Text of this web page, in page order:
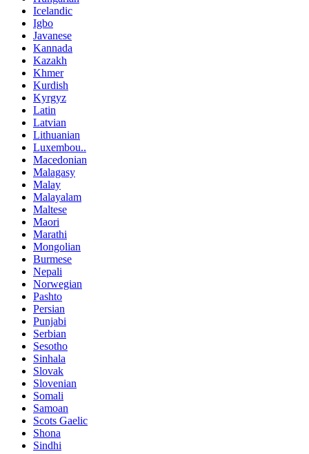
Icelandic
Igbo
Javanese
Kannada
Kazakh
Khmer
Kurdish
Kyrgyz
Latin
Latvian
Lithuanian
Luxembou..
Macedonian
Malagasy
Malay
Malayalam
Maltese
Maori
Marathi
Mongolian
Burmese
Nepali
Norwegian
Pashto
Persian
Punjabi
Serbian
Sesotho
Sinhala
Slovak
Slovenian
Somali
Samoan
Scots Gaelic
Shona
Sindhi